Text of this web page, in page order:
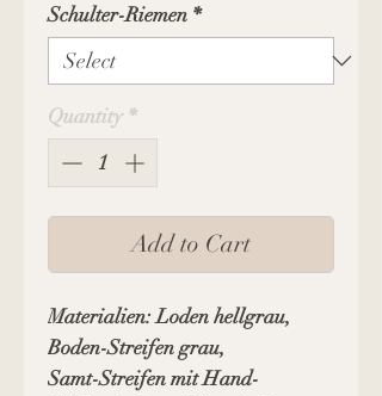
Schulter-Riemen *
Quantity *
Add to Cart
Materialien: Loden hellgrau,
Boden-Streifen grau,
Samt-Streifen mit Hand-